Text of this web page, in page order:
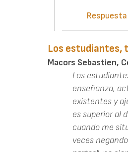
Respuesta
Los estudiantes,
Macors Sebastien,
Los
enseñanza,
existentes y
es superior al
cuando me
veces